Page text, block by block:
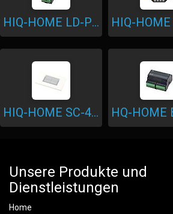
HIQ-HOME LD-P4-IQ
HIQ-HOME SC-4T-IQ
Unsere Produkte und
Dienstleistungen
Home